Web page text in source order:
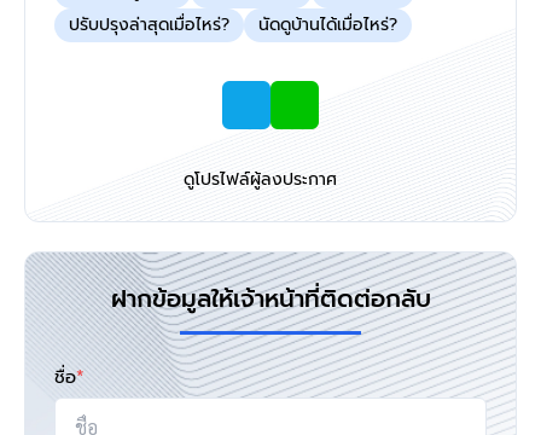
ปรับปรุงล่าสุดเมื่อไหร่?
นัดดูบ้านได้เมื่อไหร่?
ดูโปรไฟล์ผู้ลงประกาศ
ฝากข้อมูลให้เจ้าหน้าที่ติดต่อกลับ
ชื่อ*